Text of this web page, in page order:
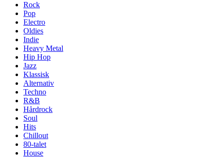
Rock
Pop
Electro
Oldies
Indie
Heavy Metal
Hip Hop
Jazz
Klassisk
Alternativ
Techno
R&B
Hårdrock
Soul
Hits
Chillout
80-talet
House